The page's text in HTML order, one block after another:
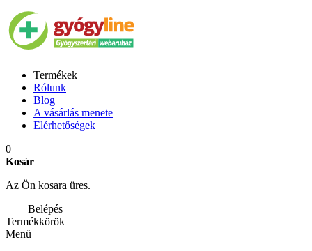
Termékek
Rólunk
Blog
A vásárlás menete
Elérhetőségek
0
Kosár
Az Ön kosara üres.
Belépés
Termékkörök
Menü